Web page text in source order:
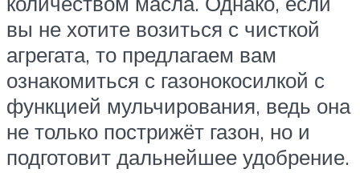
вы не хотите возиться с чисткой
агрегата, то предлагаем вам
ознакомиться с газонокосилкой с
функцией мульчирования, ведь она
не только пострижёт газон, но и
подготовит дальнейшее удобрение.